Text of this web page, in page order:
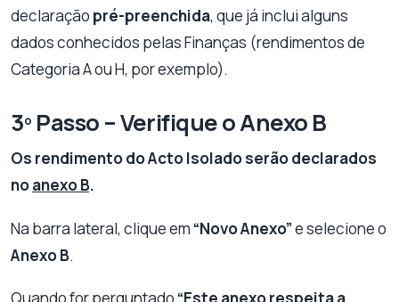
declaração pré-preenchida, que já inclui alguns
dados conhecidos pelas Finanças (rendimentos de
Categoria A ou H, por exemplo).
3º Passo – Verifique o Anexo B
Os rendimento do Acto Isolado serão declarados
noanexo B.
Na barra lateral, clique em “Novo Anexo”e selecione o
Anexo B.